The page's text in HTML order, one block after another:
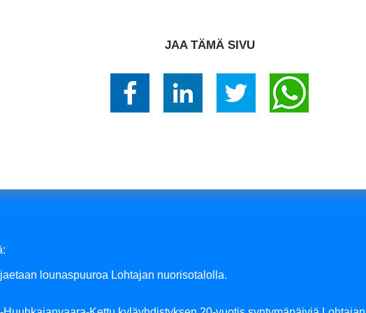
JAA TÄMÄ SIVU
lounaspuuroa Lohtajan nuorisotalolla.